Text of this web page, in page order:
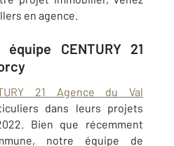
en agence.
CENTURY 21
21 Agence du Val
dans leurs projets
Bien que récemment
notre équipe de